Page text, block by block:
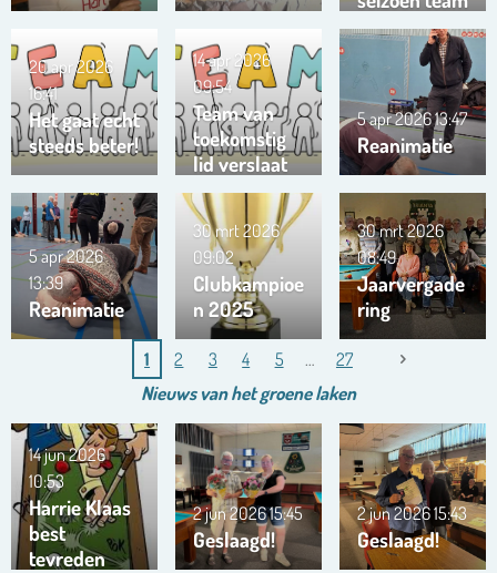
Trianta 01
Het gaat echt
steeds beter!
20 apr 2026
16:41
Team van
toekomstig
lid verslaat
ons team …
!!!
14 apr 2026
09:54
Reanimatie
5 apr 202613:47
Reanimatie
5 apr 2026
13:39
Clubkampioe
n 2025
30 mrt 2026
09:02
Jaarvergade
ring
30 mrt 2026
08:49
1 2 3 4 5 27
Nieuws van hetgroenelaken
Harrie Klaas
best
tevreden
14 jun 2026
10:53
Geslaagd!
2 jun 202615:45
Geslaagd!
2 jun 202615:43